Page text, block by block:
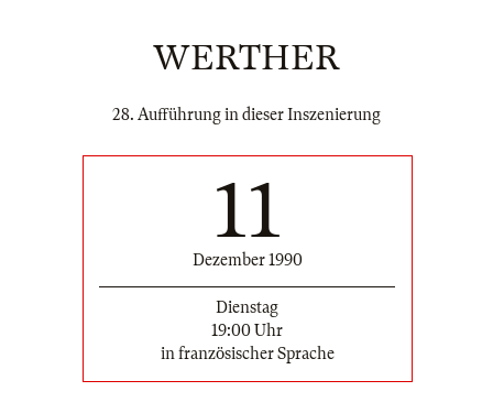
WERTHER
28. Aufführung in dieser Inszenierung
11
Dezember 1990
Dienstag
19:00 Uhr
in französischer Sprache